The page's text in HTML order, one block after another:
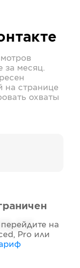
за месяц.
на странице
охваты
на
Pro или